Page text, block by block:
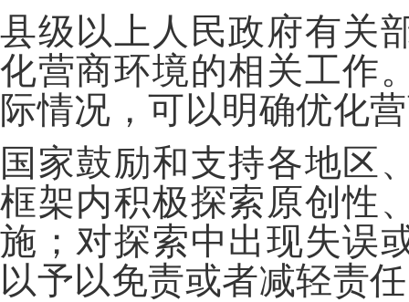
县级以上人民政府有关
化营商环境的相关工作
际情况，可以明确优化
国家鼓励和支持各地区
框架内积极探索原创性
施；对探索中出现失误
以予以免责或者减轻责